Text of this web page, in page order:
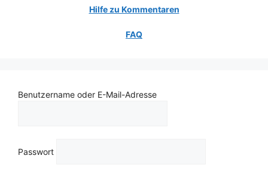
Hilfe zu Kommentaren
FAQ
Benutzername oder E-Mail-Adresse
Passwort